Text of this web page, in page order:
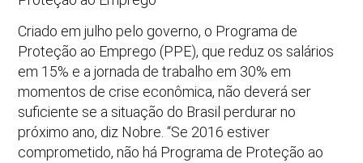
Criado em julho pelo governo, o Programa de
Proteção ao Emprego (PPE), que reduz os salários
em 15% e a jornada de trabalho em 30% em
momentos de crise econômica, não deverá ser
suficiente se a situação do Brasil perdurar no
próximo ano, diz Nobre. “Se 2016 estiver
comprometido, não há Programa de Proteção ao